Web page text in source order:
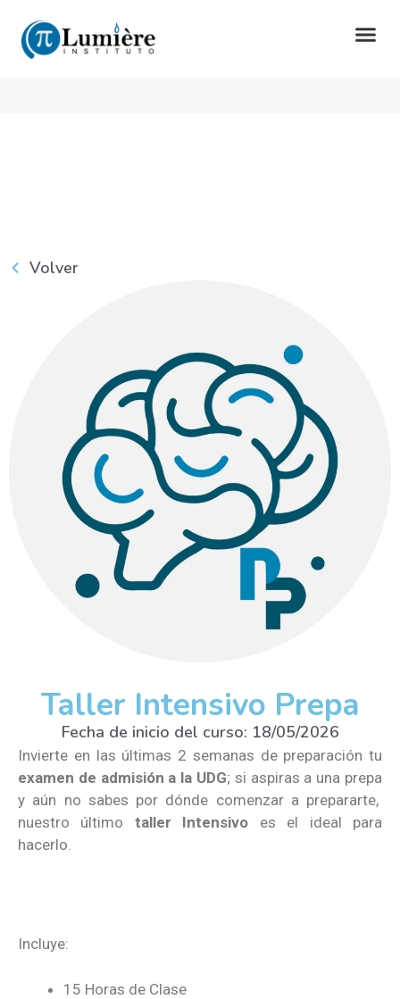
Volver
Taller Intensivo Prepa
Fecha de inicio del curso: 18/05/2026
Invierte en las últimas 2 semanas de preparación tu
examen de admisión a la UDG; si aspiras a una prepa
y aún no sabes por dónde comenzar a prepararte,
nuestro último taller Intensivo es el ideal para
hacerlo.
Incluye:
15 Horas de Clase